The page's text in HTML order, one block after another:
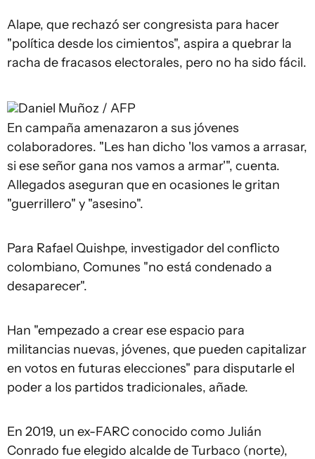
Alape, que rechazó ser congresista para hacer
"política desde los cimientos", aspira a quebrar la
racha de fracasos electorales, pero no ha sido fácil.
Daniel Muñoz / AFP
En campaña amenazaron a sus jóvenes
colaboradores. "Les han dicho 'los vamos a arrasar,
si ese señor gana nos vamos a armar'", cuenta.
Allegados aseguran que en ocasiones le gritan
"guerrillero" y "asesino".
Para Rafael Quishpe, investigador del conflicto
colombiano, Comunes "no está condenado a
desaparecer".
Han "empezado a crear ese espacio para
militancias nuevas, jóvenes, que pueden capitalizar
en votos en futuras elecciones" para disputarle el
poder a los partidos tradicionales, añade.
En 2019, un ex-FARC conocido como Julián
Conrado fue elegido alcalde de Turbaco (norte),